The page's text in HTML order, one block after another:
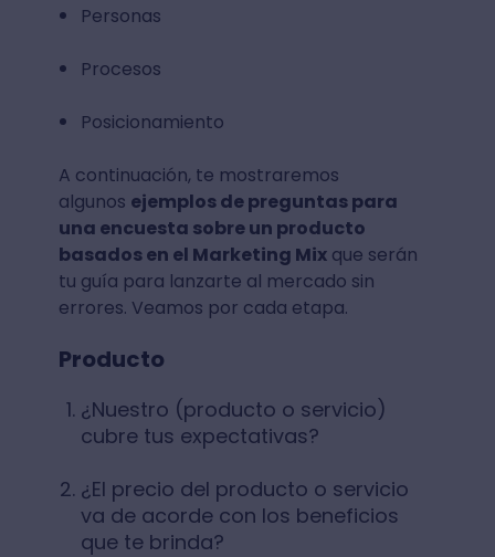
Personas
Procesos
Posicionamiento
A continuación, te mostraremos
algunos ejemplos de preguntas para
una encuesta sobre un producto
basados en el Marketing Mixque serán
tu guía para lanzarte al mercado sin
errores. Veamos por cada etapa.
Producto
¿Nuestro (producto o servicio)
cubre tus expectativas?
¿El precio del producto o servicio
va de acorde con los beneficios
que te brinda?